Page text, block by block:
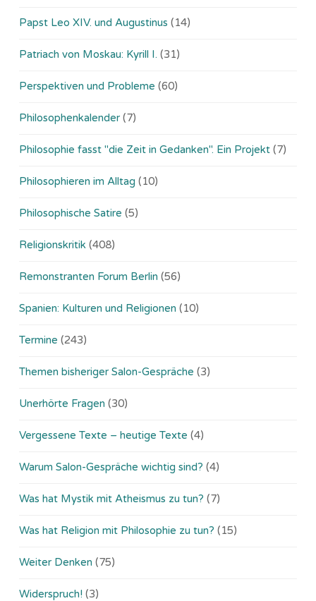
Papst Leo XIV. und Augustinus (14)
Patriach von Moskau: Kyrill I. (31)
Perspektiven und Probleme (60)
Philosophenkalender (7)
Philosophie fasst "die Zeit in Gedanken". Ein Projekt (7)
Philosophieren im Alltag (10)
Philosophische Satire (5)
Religionskritik (408)
Remonstranten Forum Berlin (56)
Spanien: Kulturen und Religionen (10)
Termine (243)
Themen bisheriger Salon-Gespräche (3)
Unerhörte Fragen (30)
Vergessene Texte – heutige Texte (4)
Warum Salon-Gespräche wichtig sind? (4)
Was hat Mystik mit Atheismus zu tun? (7)
Was hat Religion mit Philosophie zu tun? (15)
Weiter Denken (75)
Widerspruch! (3)